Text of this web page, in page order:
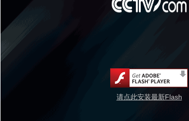
请点此安装最新Flash